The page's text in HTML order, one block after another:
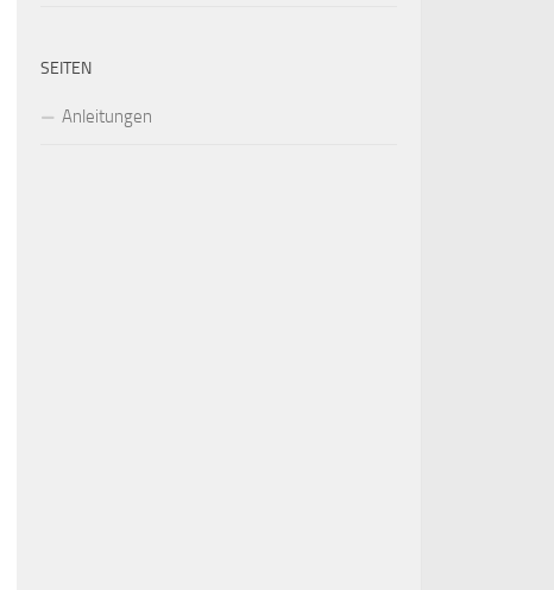
SEITEN
Anleitungen